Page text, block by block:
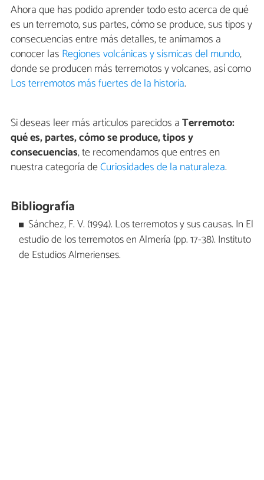
Ahora que has podido aprender todo esto acerca de qué
es un terremoto, sus partes, cómo se produce, sus tipos y
consecuencias entre más detalles, te animamos a
conocer las Regiones volcánicas y sísmicas del mundo,
donde se producen más terremotos y volcanes, así como
Los terremotos más fuertes de la historia.
Si deseas leer más artículos parecidos aTerremoto:
qué es, partes, cómo se produce, tipos y
consecuencias, te recomendamos que entres en
nuestra categoría deCuriosidades de la naturaleza.
Bibliografía
Sánchez, F. V. (1994). Los terremotos y sus causas. In El
estudio de los terremotos en Almería (pp. 17-38). Instituto
de Estudios Almerienses.